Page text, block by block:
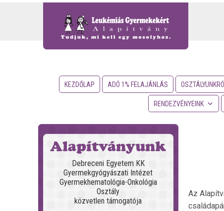
KEZDŐLAP ADÓ 1% FELAJÁNLÁS OSZTÁLYUNKRÓL
RENDEZVÉNYEINK
Alapítványunk
Debreceni Egyetem KK
Gyermekgyógyászati Intézet
Gyermekhematológia-Onkológia
Osztály
közvetlen támogatója
Az